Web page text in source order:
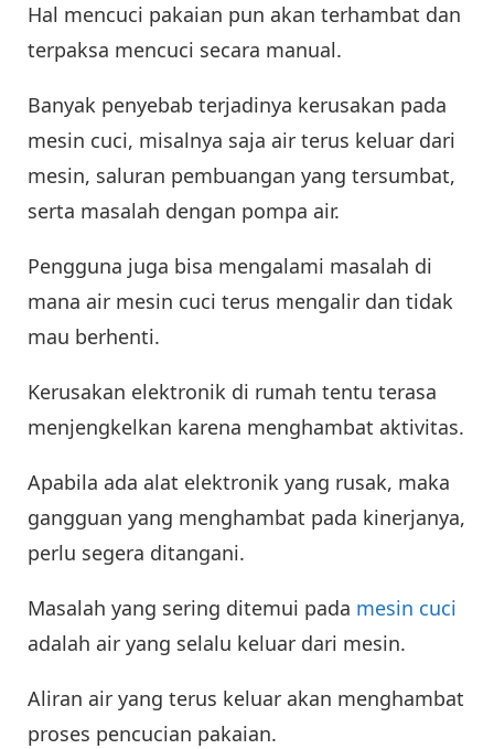
Hal mencuci pakaian pun akan terhambat dan
terpaksa mencuci secara manual.
Banyak penyebab terjadinya kerusakan pada
mesin cuci, misalnya saja air terus keluar dari
mesin, saluran pembuangan yang tersumbat,
serta masalah dengan pompa air.
Pengguna juga bisa mengalami masalah di
mana air mesin cuci terus mengalir dan tidak
mau berhenti.
Kerusakan elektronik di rumah tentu terasa
menjengkelkan karena menghambat aktivitas.
Apabila ada alat elektronik yang rusak, maka
gangguan yang menghambat pada kinerjanya,
perlu segera ditangani.
Masalah yang sering ditemui pada mesin cuci
adalah air yang selalu keluar dari mesin.
Aliran air yang terus keluar akan menghambat
proses pencucian pakaian.